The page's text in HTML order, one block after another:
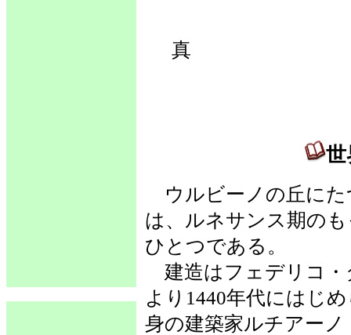
真
世
ウルビーノの丘にた
は、ルネサンス期の
ひとつである。
建造はフェデリコ・
より1440年代にはじ
身の建築家ルチアー